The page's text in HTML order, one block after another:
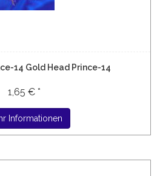
14 Gold Head Prince-14
1,65 € *
Informationen